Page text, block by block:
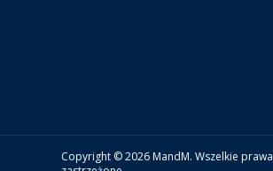
Copyright © 2026 MandM. Wszelkie prawa